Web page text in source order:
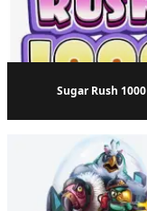
Sugar Rush 1000